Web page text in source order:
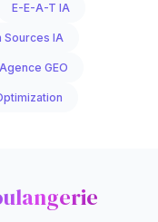
E-E-A-T IA
Sources IA
Agence GEO